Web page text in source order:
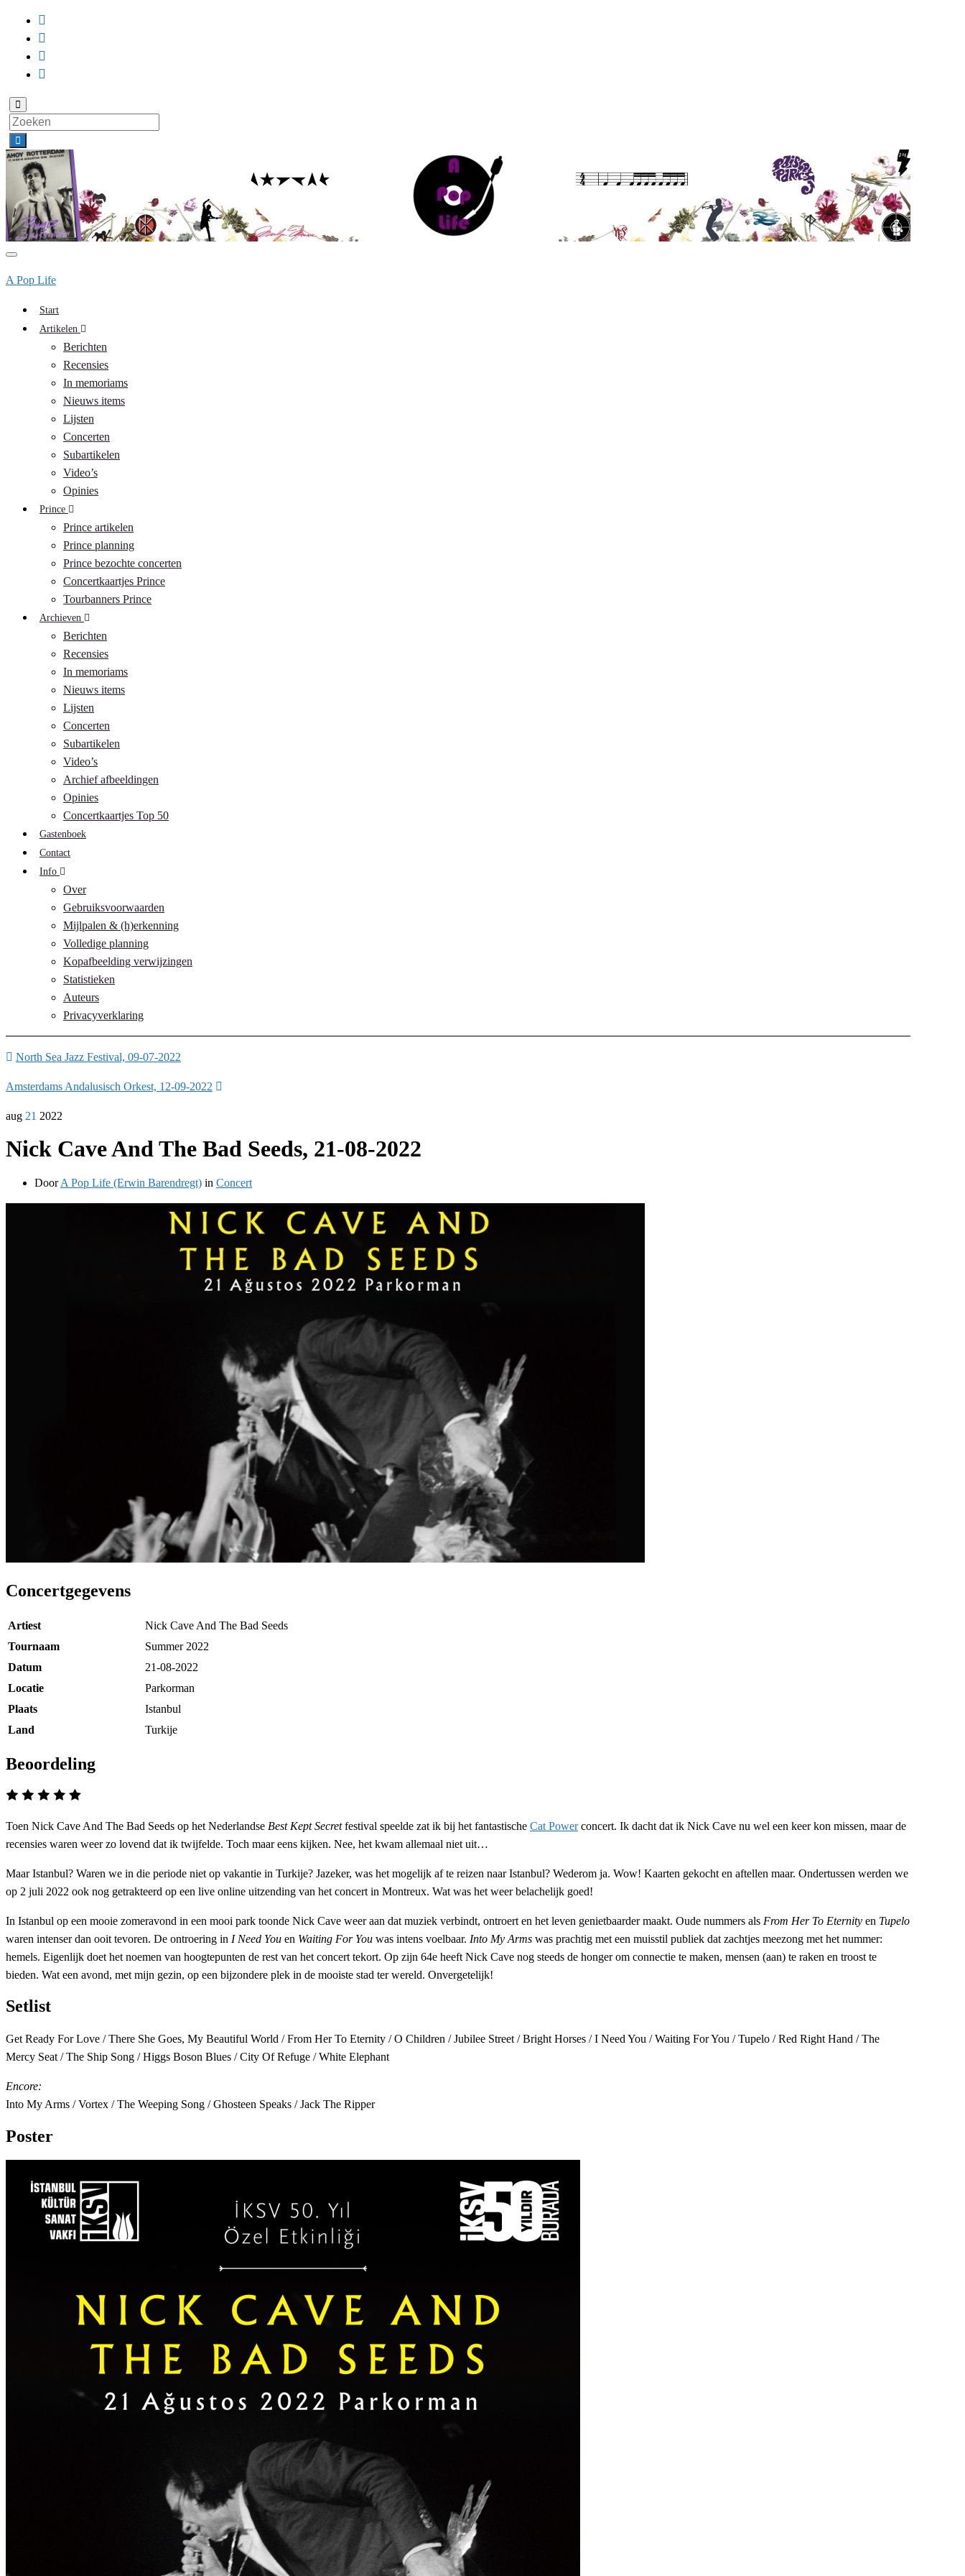
Toggle
zoekformulier
Search
for:
Toggle
A Pop Life
Start
Artikelen
Berichten
Recensies
In memoriams
Nieuws items
Lijsten
Concerten
Subartikelen
Video’s
Opinies
Prince
Prince artikelen
Prince planning
Prince bezochte concerten
Concertkaartjes Prince
Tourbanners Prince
Archieven
Berichten
Recensies
In memoriams
Nieuws items
Lijsten
Concerten
Subartikelen
Video’s
Archief afbeeldingen
Opinies
Concertkaartjes Top 50
Gastenboek
Contact
Info
Over
Gebruiksvoorwaarden
Mijlpalen & (h)erkenning
Volledige planning
Kopafbeelding verwijzingen
Statistieken
Auteurs
Privacyverklaring
North Sea Jazz Festival, 09-07-2022
Amsterdams Andalusisch Orkest, 12-09-2022
aug 21 2022
Nick Cave And The Bad Seeds, 21-08-2022
DoorA Pop Life (Erwin Barendregt) in Concert
Concertgegevens
Artiest
Nick Cave And The Bad Seeds
Tournaam
Summer 2022
Datum
21-08-2022
Locatie
Parkorman
Plaats
Istanbul
Land
Turkije
Beoordeling
Toen Nick Cave And The Bad Seeds op het Nederlandse Best Kept Secretfestival speelde zat ik bij het fantastische Cat Powerconcert. Ik dacht dat ik Nick Cave nu wel een keer kon missen, maar de
recensies waren weer zo lovend dat ik twijfelde. Toch maar eens kijken. Nee, het kwam allemaal niet uit…
Maar Istanbul? Waren we in die periode niet op vakantie in Turkije? Jazeker, was het mogelijk af te reizen naar Istanbul? Wederom ja. Wow! Kaarten gekocht en aftellen maar. Ondertussen werden we
op 2 juli 2022 ook nog getrakteerd op een live online uitzending van het concert in Montreux. Wat was het weer belachelijk goed!
In Istanbul op een mooie zomeravond in een mooi park toonde Nick Cave weer aan dat muziek verbindt, ontroert en het leven genietbaarder maakt. Oude nummers als From Her To Eternity en Tupelo
waren intenser dan ooit tevoren. De ontroering in I Need You en Waiting For You was intens voelbaar. Into My Arms was prachtig met een muisstil publiek dat zachtjes meezong met het nummer:
hemels. Eigenlijk doet het noemen van hoogtepunten de rest van het concert tekort. Op zijn 64e heeft Nick Cave nog steeds de honger om connectie te maken, mensen (aan) te raken en troost te
bieden. Wat een avond, met mijn gezin, op een bijzondere plek in de mooiste stad ter wereld. Onvergetelijk!
Setlist
Get Ready For Love / There She Goes, My Beautiful World / From Her To Eternity / O Children / Jubilee Street / Bright Horses / I Need You / Waiting For You / Tupelo / Red Right Hand / The
Mercy Seat / The Ship Song / Higgs Boson Blues / City Of Refuge / White Elephant
Encore:
Into My Arms / Vortex / The Weeping Song / Ghosteen Speaks / Jack The Ripper
Poster